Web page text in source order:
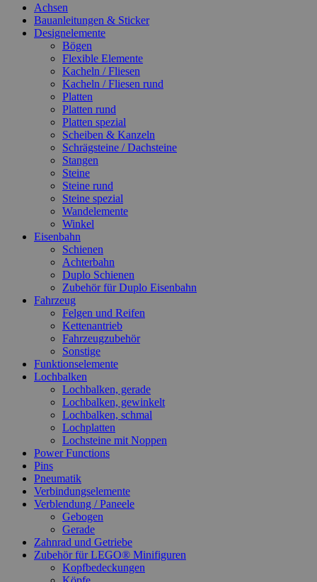
Achsen
Bauanleitungen & Sticker
Designelemente
Bögen
Flexible Elemente
Kacheln / Fliesen
Kacheln / Fliesen rund
Platten
Platten rund
Platten spezial
Scheiben & Kanzeln
Schrägsteine / Dachsteine
Stangen
Steine
Steine rund
Steine spezial
Wandelemente
Winkel
Eisenbahn
Schienen
Achterbahn
Duplo Schienen
Zubehör für Duplo Eisenbahn
Fahrzeug
Felgen und Reifen
Kettenantrieb
Fahrzeugzubehör
Sonstige
Funktionselemente
Lochbalken
Lochbalken, gerade
Lochbalken, gewinkelt
Lochbalken, schmal
Lochplatten
Lochsteine mit Noppen
Power Functions
Pins
Pneumatik
Verbindungselemente
Verblendung / Paneele
Gebogen
Gerade
Zahnrad und Getriebe
Zubehör für LEGO® Minifiguren
Kopfbedeckungen